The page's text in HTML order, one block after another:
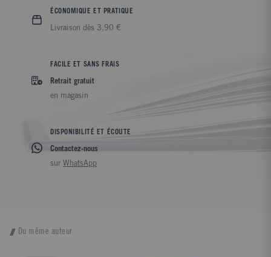
ÉCONOMIQUE ET PRATIQUE
Livraison dès 3,90 €
FACILE ET SANS FRAIS
Retrait gratuit
en magasin
DISPONIBILITÉ ET ÉCOUTE
Contactez-nous
sur WhatsApp
Du même auteur